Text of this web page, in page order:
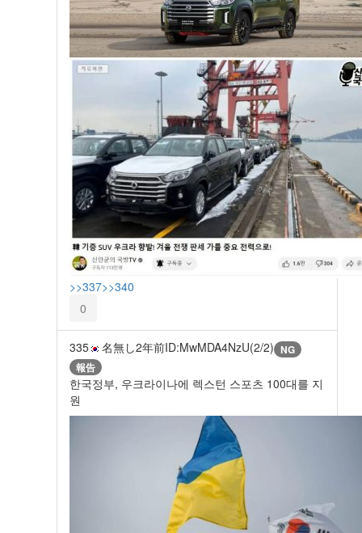
>>337>>340
0
335 名無し2年前ID:MwMDA4NzU(2/2) NG
報告
한국정부, 우크라이나에 렉스턴 스포츠 100대를 지
원